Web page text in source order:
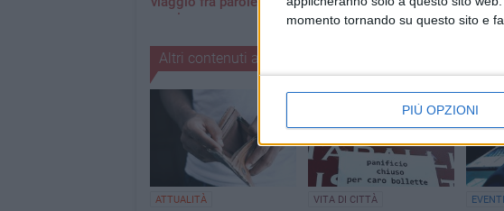
momento tornando su questo sito e
PIÙ OPZIONI
musica
Altri contenuti a tema
ATTUALITÀ VITA DI CITTÀ